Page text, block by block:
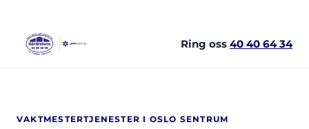
content
Ring oss 40 40 64 34
VAKTMESTERTJENESTER I OSLO SENTRUM